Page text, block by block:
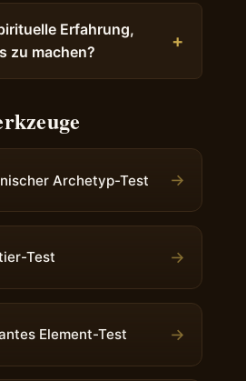
Erfahrung,
zu machen?
Archetyp-Test →
Test →
Element-Test →